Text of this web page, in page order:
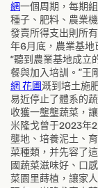
網一個周期，每期
種子、肥料、農業
發賣所得支出則所
年6月底，農業基地
“聽到農業基地成立
餐與加入培訓。”王
網 花圃溉到培土施
易近停止了體系的
收獲一壟壟蔬菜，
米隆戈曾于2023年
壟地、培養泥土、
菜種類，并先容了
國蔬菜滋味好、口
菜園里蒔植，讓家